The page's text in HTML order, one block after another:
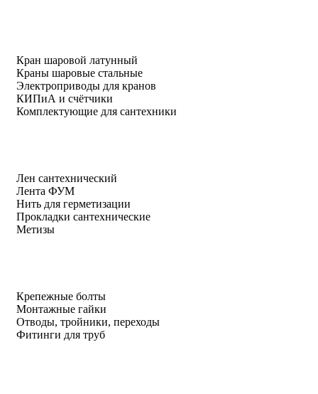
Кран шаровой латунный
Краны шаровые стальные
Электроприводы для кранов
КИПиА и счётчики
Комплектующие для сантехники
Лен сантехнический
Лента ФУМ
Нить для герметизации
Прокладки сантехнические
Метизы
Крепежные болты
Монтажные гайки
Отводы, тройники, переходы
Фитинги для труб